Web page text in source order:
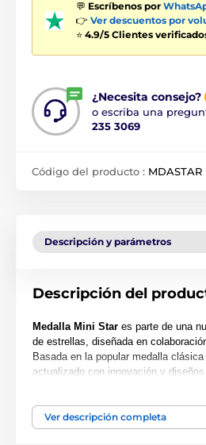
💬 Escríbenos por
👉 Ver descuentos por
⭐ 4.9/5 Clientes
¿Necesita consejo?
o escriba una
235 3069
Código del producto : MDASTAR
Descripción y parámetros
Descripción del
Medalla Mini Star es parte de una
de estrellas, diseñada en
Basada en la popular medalla
actualizado con innovación y diseños
Cortada en una forma especial, esta
Ver descripción completa